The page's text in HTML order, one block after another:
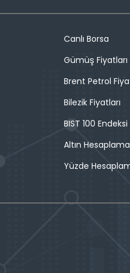
Canlı Borsa
Gümüş Fiyatları
Brent Petrol
Bilezik Fiyatları
BIST 100 Endeksi
Altın Hesaplama
Yüzde